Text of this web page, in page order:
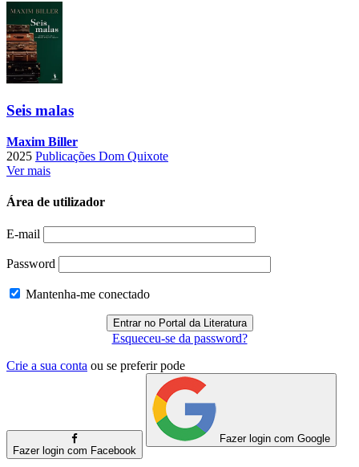
Seis malas
Maxim Biller
2025 Publicações Dom Quixote
Ver mais
Área de utilizador
E-mail
Password
Mantenha-me conectado
Esqueceu-se da password?
Crie a sua conta ou se preferir pode
Fazer login com Facebook
Fazer login com Google